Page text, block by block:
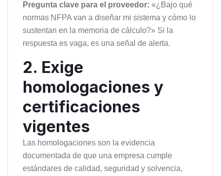
Pregunta clave para el proveedor: «¿Bajo qué
normas NFPA van a diseñar mi sistema y cómo lo
sustentan en la memoria de cálculo?» Si la
respuesta es vaga, es una señal de alerta.
2. Exige
homologaciones y
certificaciones
vigentes
Las homologaciones son la evidencia
documentada de que una empresa cumple
estándares de calidad, seguridad y solvencia,